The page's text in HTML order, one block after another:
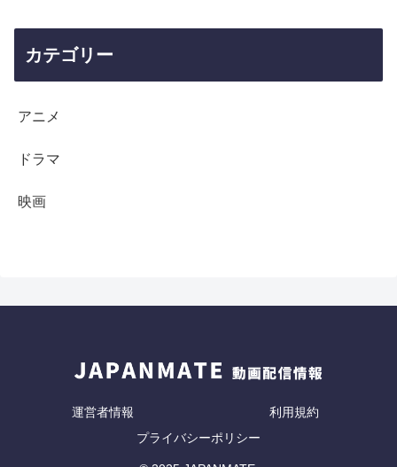
カテゴリー
アニメ
ドラマ
映画
運営者情報
利用規約
プライバシーポリシー